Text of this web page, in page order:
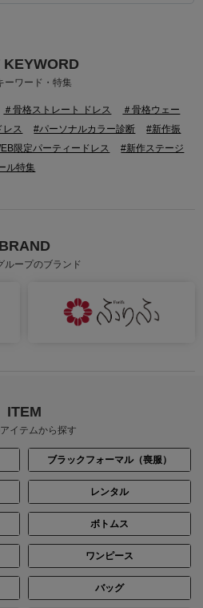
KEYWORD
ーワード・特集
＃骨格ストレート ドレス
＃骨格ウェー
レス #パーソナルカラー診断
#新作振
限定パーティードレス
#新作ステージ
ル特集
BRAND
ループのブランド
ITEM
イテムから探す
ブラックフォーマル（喪服）
レンタル
ボトムス
ワンピース
バッグ